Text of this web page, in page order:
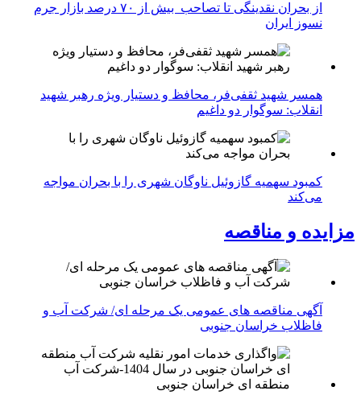
از بحران نقدینگی تا تصاحب بیش از ۷۰ درصد بازار جرم
نسوز ایران
همسر شهید ثقفی‌فر، محافظ و دستیار ویژه رهبر شهید
انقلاب: سوگوار دو داغیم
کمبود سهمیه گازوئیل ناوگان شهری را با بحران مواجه
می‌کند
مزایده و مناقصه
آگهی مناقصه های عمومی یک مرحله ای/ شرکت آب و
فاظلاب خراسان جنوبی